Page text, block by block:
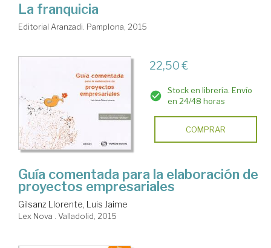
La franquicia
Editorial Aranzadi. Pamplona, 2015
22,50 €
Stock en librería. Envío
en 24/48 horas
COMPRAR
Guía comentada para la elaboración de
proyectos empresariales
Gilsanz Llorente, Luis Jaime
Lex Nova . Valladolid, 2015